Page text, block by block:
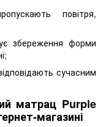
повітря,
збереження форми
сучасним
матрац Purple
магазині